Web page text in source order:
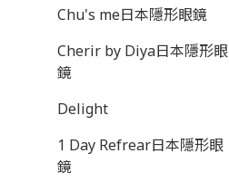
Chu's me日本隱形眼鏡
Cherir by Diya日本隱形眼
鏡
Delight
1 Day Refrear日本隱形眼
鏡